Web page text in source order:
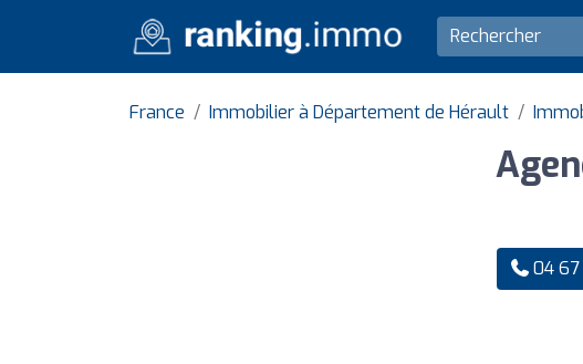
France Immobilier à Département de Hérault
04 67